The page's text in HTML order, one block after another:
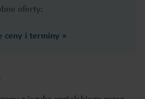
oferty:
ceny i terminy »